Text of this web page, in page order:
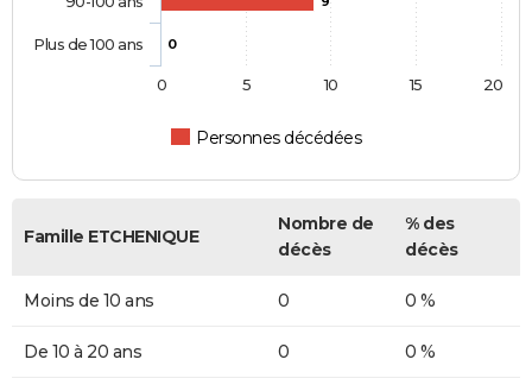
0
Personnes décédées
Plus de 100 ans
0 5 10 15 20
Famille ETCHENIQUE
Nombre de
décès
% des
décès
Moins de 10 ans 0 0 %
De 10 à 20 ans 0 0 %